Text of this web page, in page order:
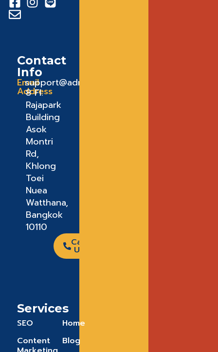
Contact
Info
Email
support@admeadme.co
Address
8 FI.
Rajapark
Building
Asok
Montri
Rd,
Khlong
Toei
Nuea
Watthana,
Bangkok
10110
Call
Us
Services
SEO
Content
Home
Blog